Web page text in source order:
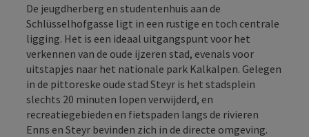
De jeugdherberg en studentenhuis aan de
Schlüsselhofgasse ligt in een rustige en toch centrale
ligging. Het is een ideaal uitgangspunt voor het
verkennen van de oude ijzeren stad, evenals voor
uitstapjes naar het nationale park Kalkalpen. Gelegen
in de pittoreske oude stad Steyr is het stadsplein
slechts 20 minuten lopen verwijderd, en
recreatiegebieden en fietspaden langs de rivieren
Enns en Steyr bevinden zich in de directe omgeving.